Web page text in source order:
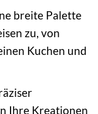
breite Palette
zu, von
Kuchen und
Ihre Kreationen